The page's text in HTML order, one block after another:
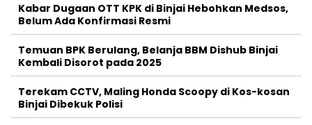
Kabar Dugaan OTT KPK di Binjai Hebohkan Medsos,
Belum Ada Konfirmasi Resmi
Temuan BPK Berulang, Belanja BBM Dishub Binjai
Kembali Disorot pada 2025
Terekam CCTV, Maling Honda Scoopy di Kos-kosan
Binjai Dibekuk Polisi